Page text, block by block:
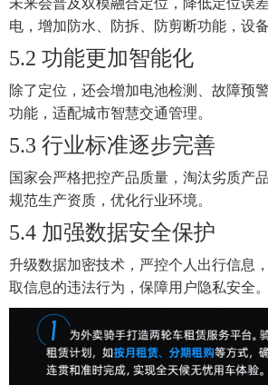
未来会普及双模融合定位，降低定位误
电，增加防水、防拆、防剪断功能，设
5.2 功能更加智能化
除了定位，还会增加电池检测、故障预
功能，适配城市智慧交通管理。
5.3 行业标准逐步完善
国家会严格把控产品质量，淘汰劣质产
规范生产资质，优化行业环境。
5.4 加强数据安全保护
升级数据加密技术，严控个人出行信息
取信息的违法行为，保障用户隐私安全。